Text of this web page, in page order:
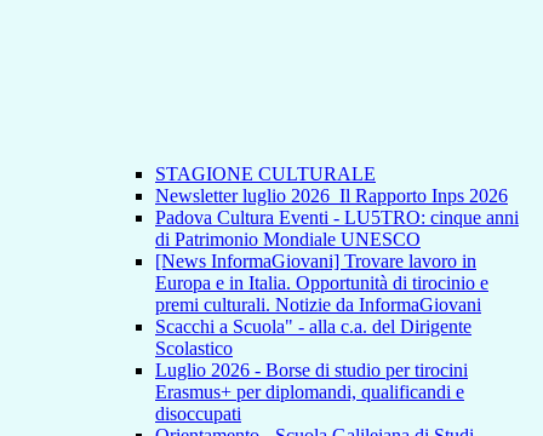
STAGIONE CULTURALE
Newsletter luglio 2026_Il Rapporto Inps 2026
Padova Cultura Eventi - LU5TRO: cinque anni
di Patrimonio Mondiale UNESCO
[News InformaGiovani] Trovare lavoro in
Europa e in Italia. Opportunità di tirocinio e
premi culturali. Notizie da InformaGiovani
Scacchi a Scuola" - alla c.a. del Dirigente
Scolastico
Luglio 2026 - Borse di studio per tirocini
Erasmus+ per diplomandi, qualificandi e
disoccupati